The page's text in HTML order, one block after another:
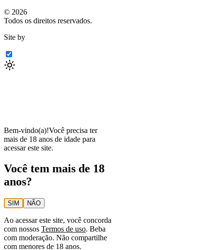
© 2026
Todos os direitos reservados.
Site by
Bem-vindo(a)!Você precisa ter
mais de 18 anos de idade para
acessar este site.
Você tem mais de 18
anos?
SIM NÃO
Ao acessar este site, você concorda
com nossos Termos de uso. Beba
com moderação. Não compartilhe
com menores de 18 anos.